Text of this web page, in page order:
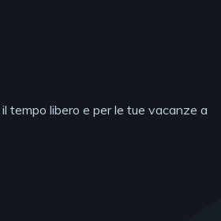
tempo libero e per le tue vacanze a